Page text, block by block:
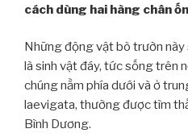
cách dùng hai hàng chân
Những động vật bò trườn
là sinh vật đáy, tức sống trên
chúng nằm phía dưới và ở
laevigata, thường được tìm
Bình Dương.